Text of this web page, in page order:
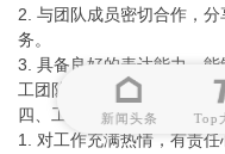
2. 与团队成员密切合作，
务。
3. 具备良好的表达能力，
工团队的疑问。
四、工作态度
1. 对工作充满热情，有责任
新闻头条 Top